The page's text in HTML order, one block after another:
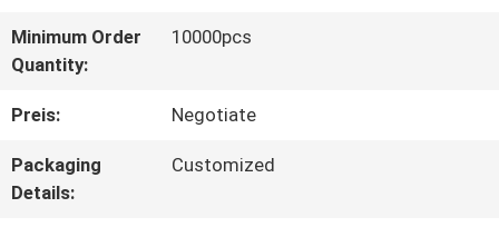
FABRIK
TOUR
QUALITÄTSKONTROLLE
Minimum Order
Quantity:
10000pcs
Preis: Negotiate
Packaging
Details:
Customized